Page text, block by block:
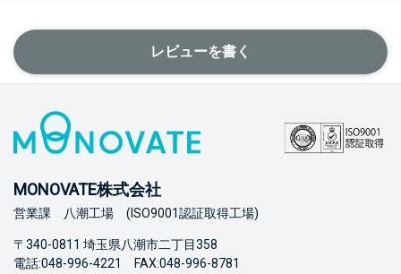
レビューを書く
MONOVATE株式会社
営業課 八潮工場 (ISO9001認証取得工場)
〒340-0811 埼玉県八潮市二丁目358
電話:048-996-4221 FAX:048-996-8781